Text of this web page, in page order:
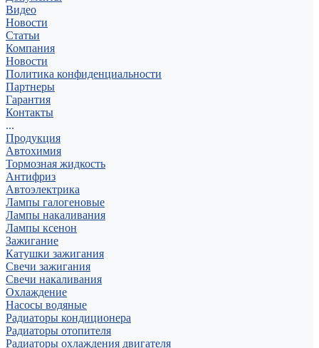
Видео
Новости
Статьи
Компания
Новости
Политика конфиденциальности
Партнеры
Гарантия
Контакты
...
Продукция
Автохимия
Тормозная жидкость
Антифриз
Автоэлектрика
Лампы галогеновые
Лампы накаливания
Лампы ксенон
Зажигание
Катушки зажигания
Свечи зажигания
Свечи накаливания
Охлаждение
Насосы водяные
Радиаторы кондиционера
Радиаторы отопителя
Радиаторы охлаждения двигателя